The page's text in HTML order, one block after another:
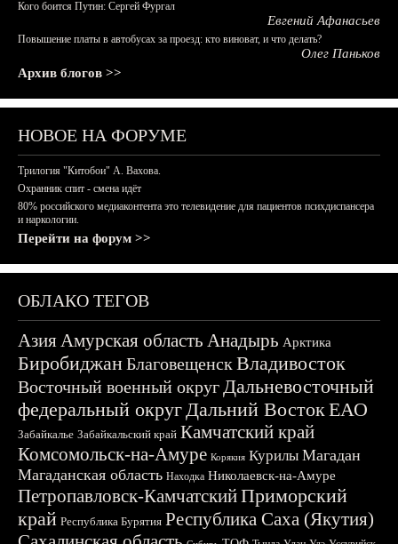
Кого боится Путин: Сергей Фургал
Евгений Афанасьев
Повышение платы в автобусах за проезд: кто виноват, и что делать?
Олег Паньков
Архив блогов >>
НОВОЕ НА ФОРУМЕ
Трилогия "Китобои" А. Вахова.
Охранник спит - смена идёт
80% российского медиаконтента это телевидение для пациентов психдиспансера
и наркологии.
Перейти на форум >>
ОБЛАКО ТЕГОВ
АзияАмурская область Анадырь Арктика
БиробиджанБлаговещенскВладивосток
Восточный военный округДальневосточный
федеральный округДальний ВостокЕАО
Забайкалье Забайкальский край Камчатский край
Комсомольск-на-Амуре Корякия Курилы Магадан
Магаданская область Находка Николаевск-на-Амуре
Петропавловск-КамчатскийПриморский
край Республика Бурятия Республика Саха (Якутия)